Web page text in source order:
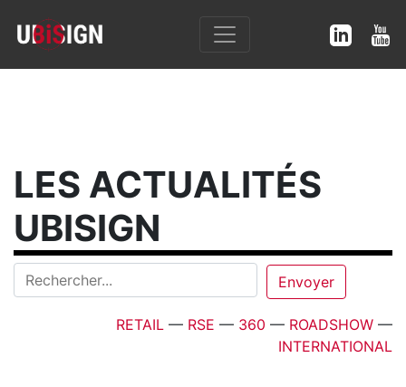
LES ACTUALITÉS
UBISIGN
RETAIL — RSE — 360 — ROADSHOW —
INTERNATIONAL